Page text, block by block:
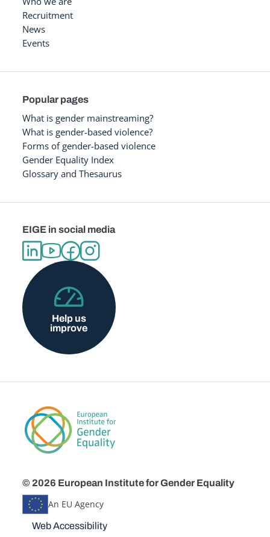
Recruitment
News
Events
Popular pages
What is gender mainstreaming?
What is gender-based violence?
Forms of gender-based violence
Gender Equality Index
Glossary and Thesaurus
EIGE in social media
Help us
improve
© 2026 European Institute for Gender Equality
An EU Agency
Disclaimers
Web Accessibility